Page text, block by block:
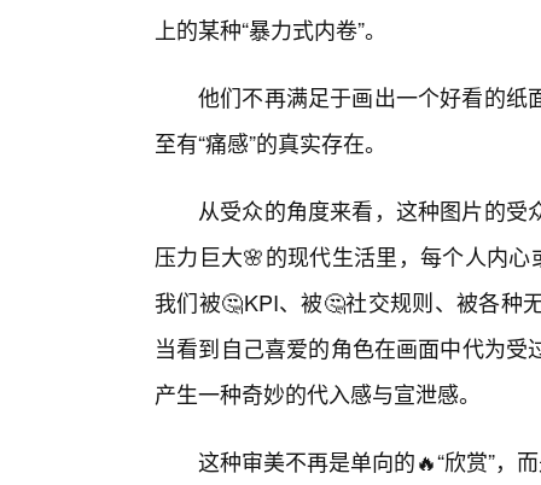
上的某种“暴力式内卷”。
他们不再满足于画出一个好看的纸
至有“痛感”的真实存在。
从受众的角度来看，这种图片的
压力巨大🌸的现代生活里，每个人内
我们被🤔KPI、被🤔社交规则、被各种
当看到自己喜爱的角色在画面中代为
产生一种奇妙的代入感与宣泄感。
这种审美不再是单向的🔥“欣赏”，